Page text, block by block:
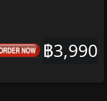
฿3,990